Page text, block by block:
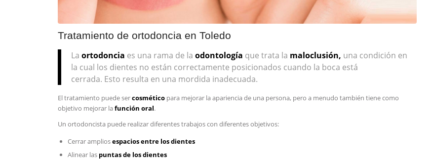
Tratamiento de ortodoncia en Toledo
Laortodoncia es una rama de laodontología que trata la maloclusión, una condición en
la cual los dientes no están correctamente posicionados cuando la boca está
cerrada. Esto resulta en una mordida inadecuada.
El tratamiento puede sercosmético para mejorar la apariencia de una persona, pero a menudo también tiene como
objetivo mejorar lafunción oral.
Un ortodoncista puede realizar diferentes trabajos con diferentes objetivos:
Cerrar ampliosespacios entre los dientes
Alinear las puntas de los dientes